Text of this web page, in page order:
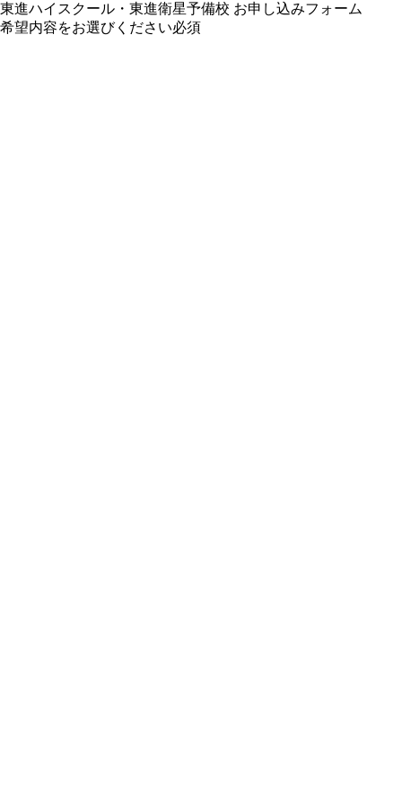
東進ハイスクール・東進衛星予備校 お申し込みフォーム
希望内容をお選びください必須